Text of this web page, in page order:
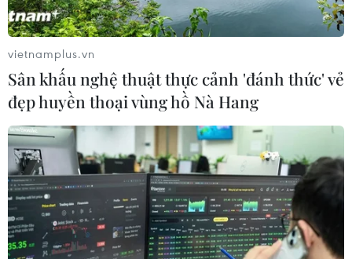
vietnamplus.vn
Sân khấu nghệ thuật thực cảnh 'đánh thức' vẻ
đẹp huyền thoại vùng hồ Nà Hang